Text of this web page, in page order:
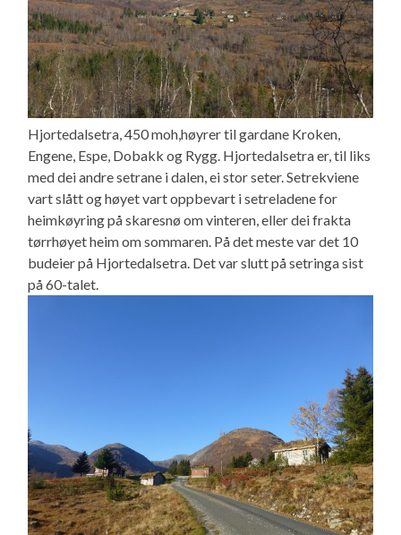
Hjortedalsetra, 450 moh,høyrer til gardane Kroken,
Engene, Espe, Dobakk og Rygg. Hjortedalsetra er, til liks
med dei andre setrane i dalen, ei stor seter. Setrekviene
vart slått og høyet vart oppbevart i setreladene for
heimkøyring på skaresnø om vinteren, eller dei frakta
tørrhøyet heim om sommaren. På det meste var det 10
budeier på Hjortedalsetra. Det var slutt på setringa sist
på 60-talet.